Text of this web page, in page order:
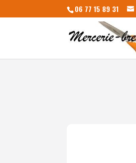
06 77 15 89 31